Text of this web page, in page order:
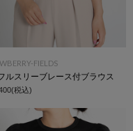
FIELDS
ルスリーブレース付ブラウス
(税込)